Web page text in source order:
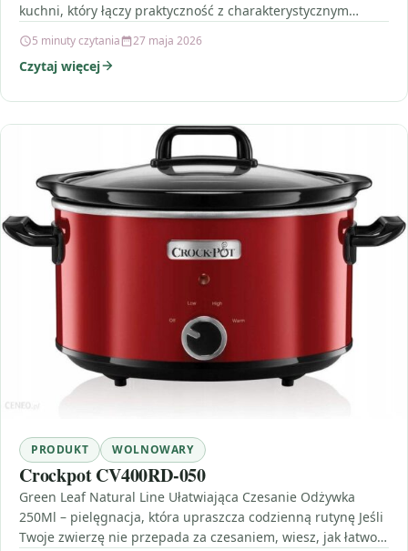
kuchni, który łączy praktyczność z charakterystycznym
5 minuty czytania 27 maja 2026
Czytaj więcej
PRODUKT WOLNOWARY
Crockpot CV400RD-050
Green Leaf Natural Line Ułatwiająca Czesanie Odżywka
250Ml – pielęgnacja, która upraszcza codzienną rutynę Jeśli
Twoje zwierzę nie przepada za czesaniem, wiesz, jak łatwo…